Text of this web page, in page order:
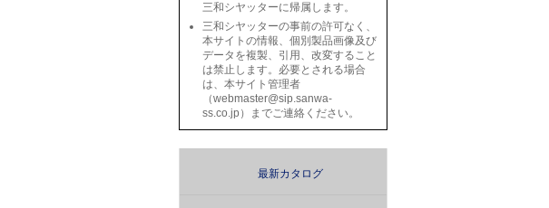
三和シヤッターに帰属します。
三和シヤッターの事前の許可なく、
本サイトの情報、個別製品画像及び
データを複製、引用、改変すること
は禁止します。必要とされる場合
は、本サイト管理者
（webmaster@sip.sanwa-
ss.co.jp）までご連絡ください。
最新カタログ